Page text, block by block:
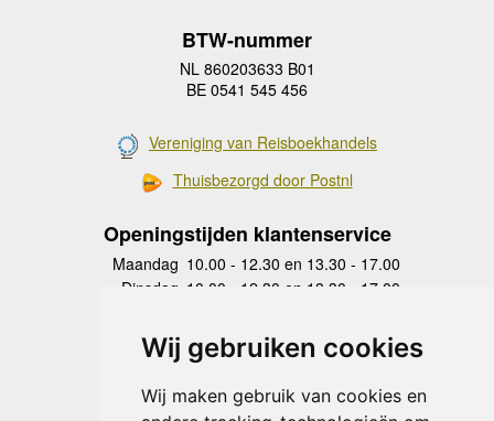
Wij gebruiken cookies
Wij maken gebruik van cookies en
BTW-nummer
NL 860203633 B01
BE 0541 545 456
Vereniging van Reisboekhandels
Thuisbezorgd door Postnl
Openingstijden klantenservice
Maandag 10.00 - 12.30 en 13.30 - 17.00
Dinsdag 10.00 - 12.30 en 13.30 - 17.00
Donderdag
10.00 - 12.30 en 13.30 - 17.00
Vrijdag 10.00 - 12.30 en 13.30 - 17.00
Zaterdag
gesloten
Zondag gesloten